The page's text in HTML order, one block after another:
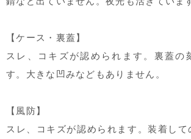
【ケース・裏蓋】
スレ、コキズが認められます。裏蓋の
す。大きな凹みなどもありません。
【風防】
スレ、コキズが認められます。装着して